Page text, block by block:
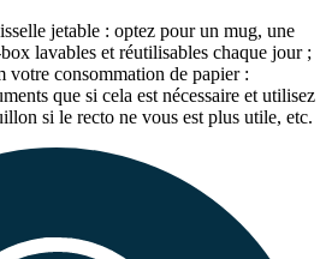
jetable : optez pour un mug, une
lavables et réutilisables chaque jour ;
votre consommation de papier :
que si cela est nécessaire et utilisez
si le recto ne vous est plus utile, etc.